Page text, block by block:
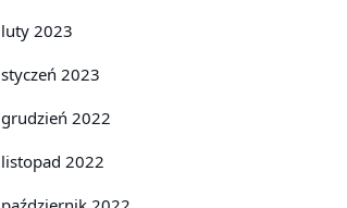
luty 2023
styczeń 2023
grudzień 2022
listopad 2022